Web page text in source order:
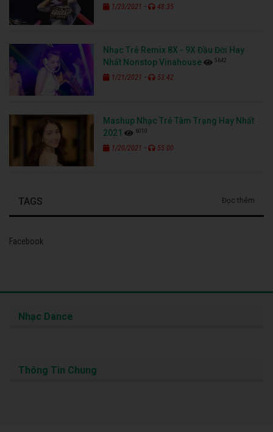
1/23/2021 - 48:35
Nhạc Trẻ Remix 8X - 9X Đầu Đời Hay
Nhất Nonstop Vinahouse
5642
1/21/2021 - 53:42
Mashup Nhạc Trẻ Tâm Trạng Hay Nhất
2021
6010
1/20/2021 - 55:00
TAGS Đọc thêm
Facebook
Nhạc Dance
Thông Tin Chung